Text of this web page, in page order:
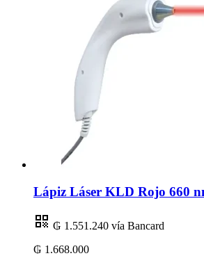
Lápiz Láser KLD Rojo 660
₲ 1.551.240 vía Bancard
₲ 1.668.000